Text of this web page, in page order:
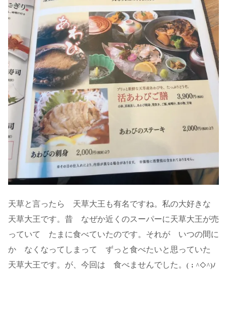
天草と言ったら 天草大王も有名ですね。私の大好きな
天草大王です。昔 なぜか近くのスーパーに天草大王が売
っていて たまに食べていたのです。それが いつの間に
か なくなってしまって ずっと食べたいと思っていた
天草大王です。が、今回は 食べませんでした。 (；^◇^)ﾉ